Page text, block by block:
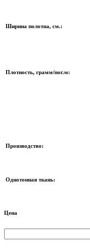
Ширина полотна, см.:
Плотность, грамм/пог.м:
Производство:
Однотонная ткань:
Цена